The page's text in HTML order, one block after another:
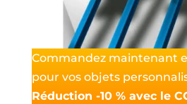
Commandez maintenant
pour vos objets
Réduction -10 % avec le